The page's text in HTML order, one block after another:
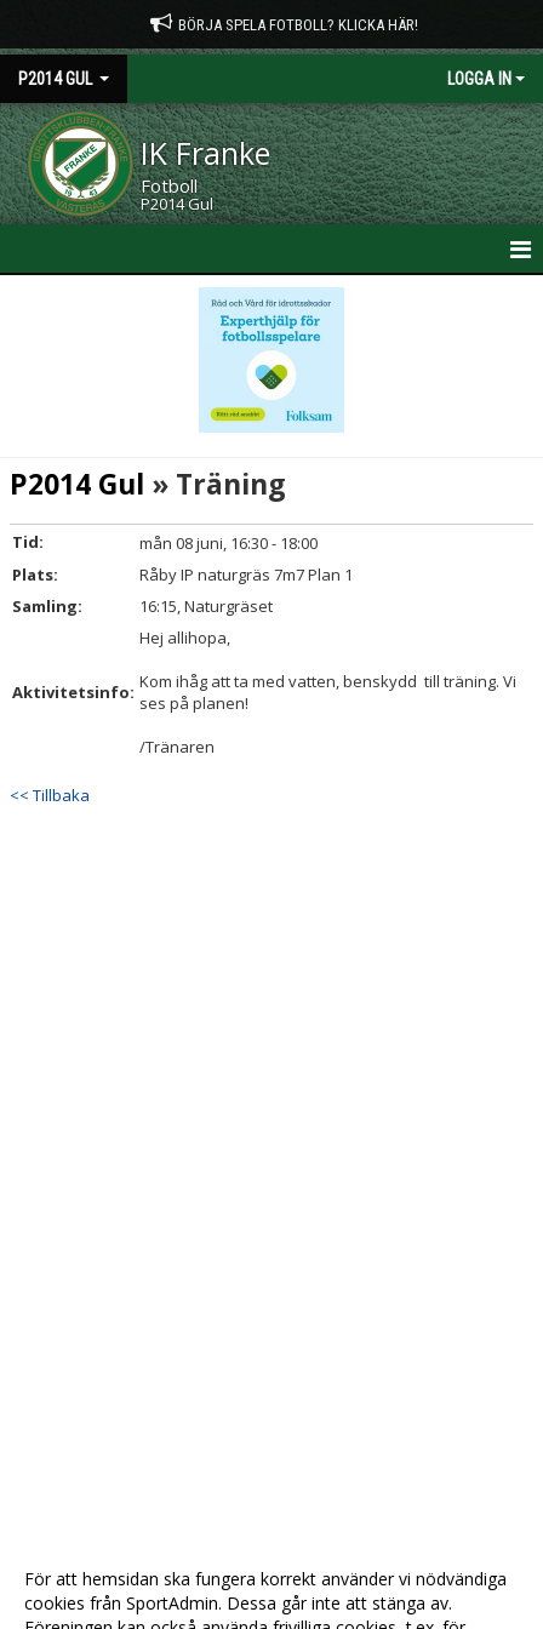
BÖRJA SPELA FOTBOLL? KLICKA HÄR!
P2014 GUL LOGGA IN
IK Franke
Fotboll
P2014 Gul
KONTAKT
P2014 Gul » Träning
Tid:
mån 08 juni, 16:30 - 18:00
Plats:
Råby IP naturgräs 7m7 Plan 1
Samling:
16:15, Naturgräset
Aktivitetsinfo:
Hej allihopa,
Kom ihåg att ta med vatten, benskydd till träning. Vi
ses på planen!
/Tränaren
<< Tillbaka
För att hemsidan ska fungera korrekt använder vi nödvändiga
cookies från SportAdmin. Dessa går inte att stänga av.